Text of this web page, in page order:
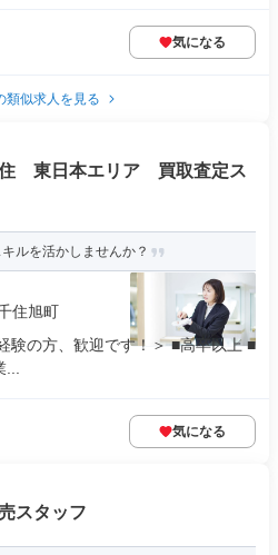
気になる
類似求人を見る
住 東日本エリア 買取査定ス
ルを活かしませんか？
住旭町
験の方、歓迎です！＞ ■高卒以上 ■
気になる
スタッフ